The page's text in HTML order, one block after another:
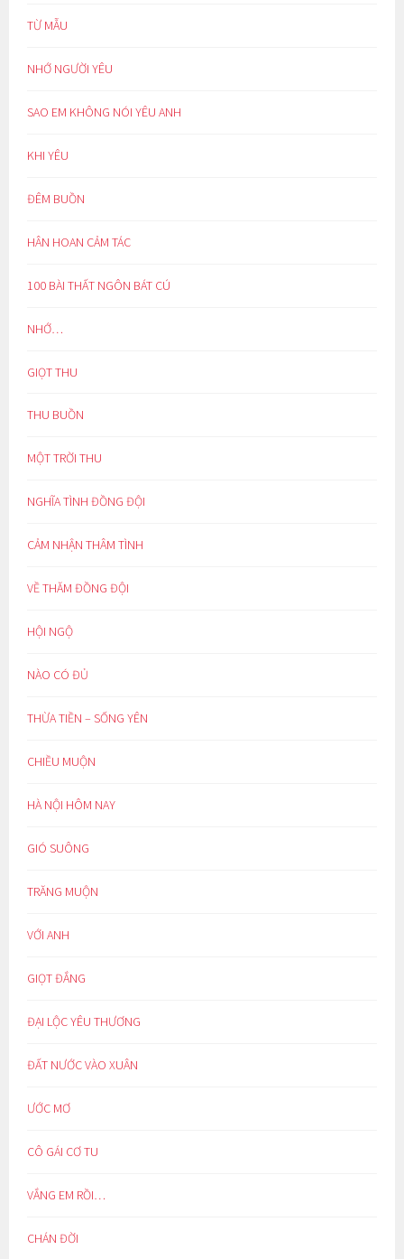
TỪ MẪU
NHỚ NGƯỜI YÊU
SAO EM KHÔNG NÓI YÊU ANH
KHI YÊU
ĐÊM BUỒN
HÂN HOAN CẢM TÁC
100 BÀI THẤT NGÔN BÁT CÚ
NHỚ…
GIỌT THU
THU BUỒN
MỘT TRỜI THU
NGHĨA TÌNH ĐỒNG ĐỘI
CẢM NHẬN THÂM TÌNH
VỀ THĂM ĐỒNG ĐỘI
HỘI NGỘ
NÀO CÓ ĐỦ
THỪA TIỀN – SỐNG YÊN
CHIỀU MUỘN
HÀ NỘI HÔM NAY
GIÓ SUÔNG
TRĂNG MUỘN
VỚI ANH
GIỌT ĐẮNG
ĐẠI LỘC YÊU THƯƠNG
ĐẤT NƯỚC VÀO XUÂN
ƯỚC MƠ
CÔ GÁI CƠ TU
VẮNG EM RỒI…
CHÁN ĐỜI